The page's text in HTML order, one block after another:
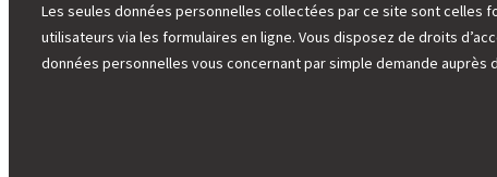
Les seules données personnelles collectées par ce site sont celles
utilisateurs via les formulaires en ligne. Vous disposez de droits
données personnelles vous concernant par simple demande auprès